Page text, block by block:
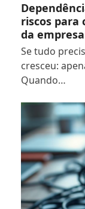
riscos para
da empresa
Se tudo
cresceu:
Quando…